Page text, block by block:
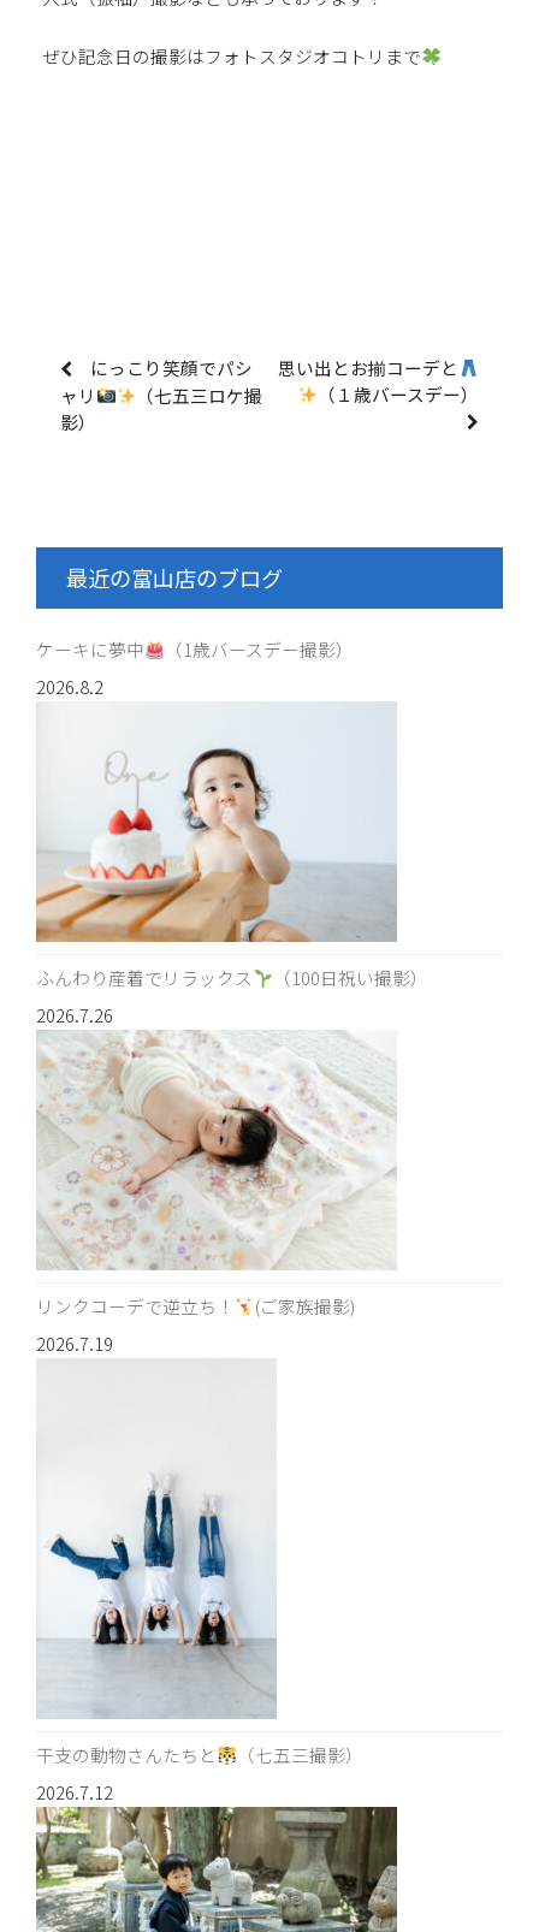
ぜひ記念日の撮影はフォトスタジオコトリまで
にっこり笑顔でパシ
ャリ
（七五三ロケ撮
影）
思い出とお揃コーデと
（１歳バースデー）
最近の富山店のブログ
ケーキに夢中
（1歳バースデー撮影）
2026.8.2
ふんわり産着でリラックス
（100日祝い撮影）
2026.7.26
リンクコーデで逆立ち！
(ご家族撮影)
2026.7.19
干支の動物さんたちと
（七五三撮影）
2026.7.12